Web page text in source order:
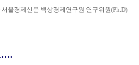
서울경제신문 백상경제연구원 연구위원(Ph.D)
….